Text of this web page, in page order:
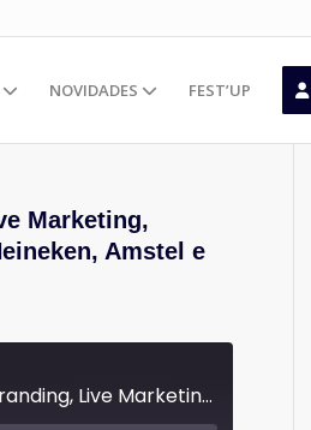
NOVIDADES FEST’UP
Marketing,
Amstel e
#41 - Carreiras, olha o menu: Branding, Live Marketing, Mindset, Digital, Paixão, e muita cerveja: Heineken, Amstel e Devassa geladas, vai perder?